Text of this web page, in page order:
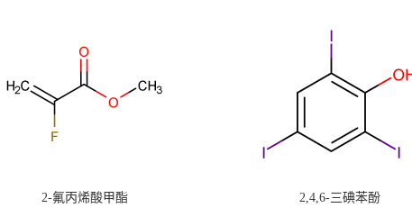
2-氟丙烯酸甲酯 2,4,6-三碘苯酚